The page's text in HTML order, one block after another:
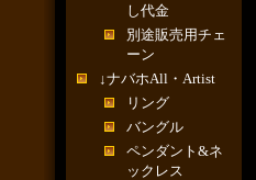
し代金
別途販売用チェ
ーン
↓ナバホAll・Artist
リング
バングル
ペンダント&ネ
ックレス